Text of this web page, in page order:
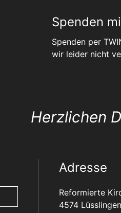
Spenden
Spenden per
wir leider nicht
Herzlichen
Adresse
Reformierte
4574 Lüsslingen